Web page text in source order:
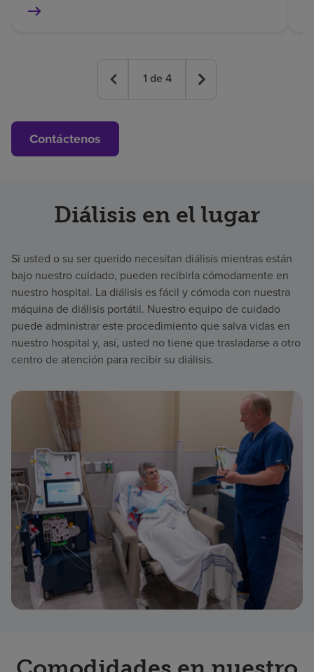
1 de 4
Contáctenos
Diálisis en el lugar
Si usted o su ser querido necesitan diálisis mientras están
bajo nuestro cuidado, pueden recibirla cómodamente en
nuestro hospital. La diálisis es fácil y cómoda con nuestra
máquina de diálisis portátil. Nuestro equipo de cuidado
puede administrar este procedimiento que salva vidas en
nuestro hospital y, así, usted no tiene que trasladarse a otro
centro de atención para recibir su diálisis.